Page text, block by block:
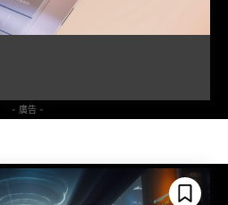
- 廣告 -